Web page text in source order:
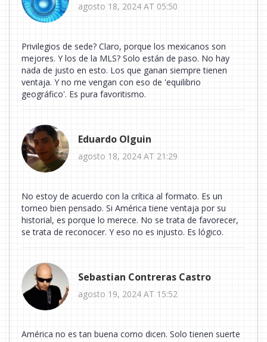
agosto 18, 2024 AT 05:50
Privilegios de sede? Claro, porque los mexicanos son
mejores. Y los de la MLS? Solo están de paso. No hay
nada de justo en esto. Los que ganan siempre tienen
ventaja. Y no me vengan con eso de 'equilibrio
geográfico'. Es pura favoritismo.
Eduardo Olguin
agosto 18, 2024 AT 21:29
No estoy de acuerdo con la crítica al formato. Es un
torneo bien pensado. Si América tiene ventaja por su
historial, es porque lo merece. No se trata de favorecer,
se trata de reconocer. Y eso no es injusto. Es lógico.
Sebastian Contreras Castro
agosto 19, 2024 AT 15:52
América no es tan buena como dicen. Solo tienen suerte